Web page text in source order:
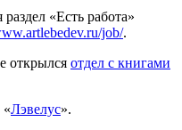
«Есть работа»
job/.
открылся отдел с книгами
«Лэвелус».